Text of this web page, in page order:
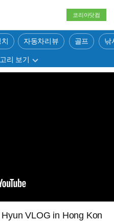
코리아닷컴
자동차리뷰 골프 낚
리 보기
VLOG in Hong Kon